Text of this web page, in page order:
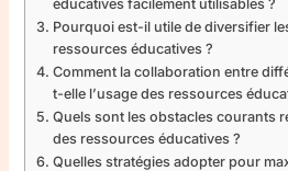
éducatives facilement utilisables ?
Pourquoi est-il utile de diversifier
ressources éducatives ?
Comment la collaboration entre
t-elle l’usage des ressources
Quels sont les obstacles courants
des ressources éducatives ?
Quelles stratégies adopter pour